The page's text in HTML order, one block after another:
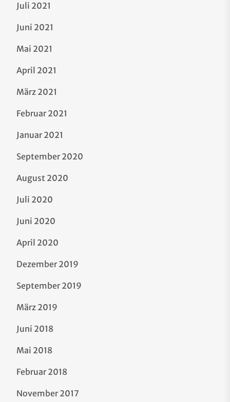
Juli 2021
Juni 2021
Mai 2021
April 2021
März 2021
Februar 2021
Januar 2021
September 2020
August 2020
Juli 2020
Juni 2020
April 2020
Dezember 2019
September 2019
März 2019
Juni 2018
Mai 2018
Februar 2018
November 2017